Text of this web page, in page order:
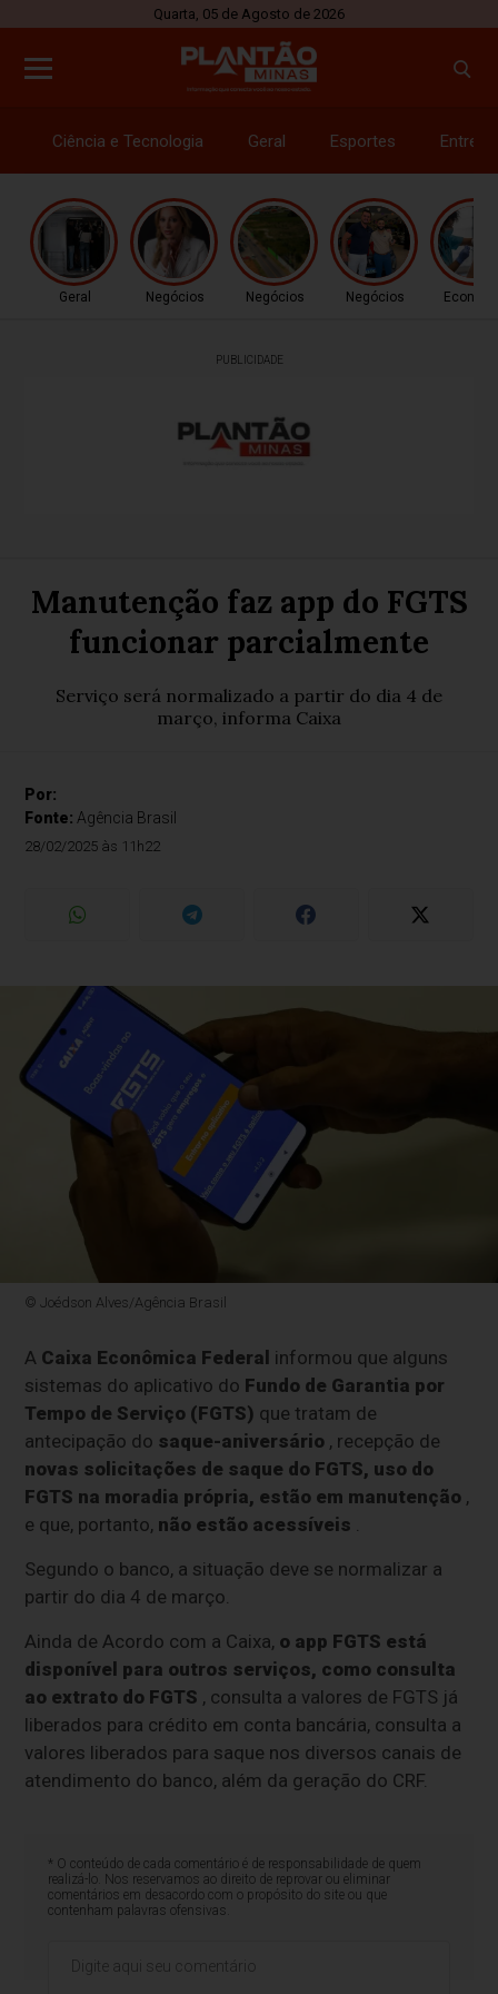
Quarta, 05 de Agosto de 2026
Ciência e Tecnologia Geral Esportes
Geral Negócios Negócios Negócios
PUBLICIDADE
Manutenção faz app do FGTS
funcionar parcialmente
Serviço será normalizado a partir do dia 4 de
março, informa Caixa
Por:
Fonte: Agência Brasil
28/02/2025 às 11h22
© Joédson Alves/Agência Brasil
A Caixa Econômica Federal informou que alguns
sistemas do aplicativo do Fundo de Garantia por
Tempo de Serviço (FGTS) que tratam de
antecipação do saque-aniversário , recepção de
novas solicitações de saque do FGTS, uso do
FGTS na moradia própria, estão em manutenção ,
e que, portanto, não estão acessíveis .
Segundo o banco, a situação deve se normalizar a
partir do dia 4 de março.
Ainda de Acordo com a Caixa, o app FGTS está
disponível para outros serviços, como consulta
ao extrato do FGTS , consulta a valores de FGTS já
liberados para crédito em conta bancária, consulta a
valores liberados para saque nos diversos canais de
atendimento do banco, além da geração do CRF.
* O conteúdo de cada comentário é de responsabilidade de quem
realizá-lo. Nos reservamos ao direito de reprovar ou eliminar
comentários em desacordo com o propósito do site ou que
contenham palavras ofensivas.